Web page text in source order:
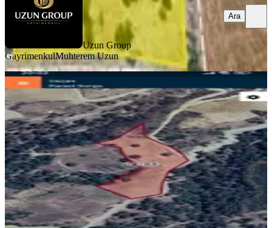
Uzun Group
GayrimenkulMuhterem Uzun
Ara
Uygun Yatırımlık Tarla Muğla -kale-
denizli
Kale, Esenkaya Mahallesi
16496 m²·136/m² 19.06.2026
2.250.000 ₺
Ali Cihan GayrimenkulAli Cihan
Ara